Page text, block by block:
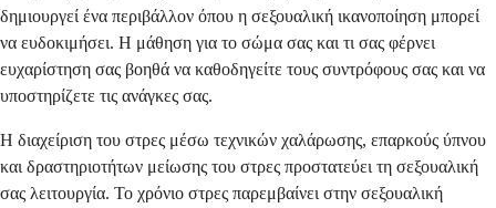
δημιουργεί ένα περιβάλλον όπου η σεξουαλική ικανοποίηση μπορεί
να ευδοκιμήσει. Η μάθηση για το σώμα σας και τι σας φέρνει
ευχαρίστηση σας βοηθά να καθοδηγείτε τους συντρόφους σας και να
υποστηρίζετε τις ανάγκες σας.
Η διαχείριση του στρες μέσω τεχνικών χαλάρωσης, επαρκούς ύπνου
και δραστηριοτήτων μείωσης του στρες προστατεύει τη σεξουαλική
σας λειτουργία. Το χρόνιο στρες παρεμβαίνει στην σεξουαλική